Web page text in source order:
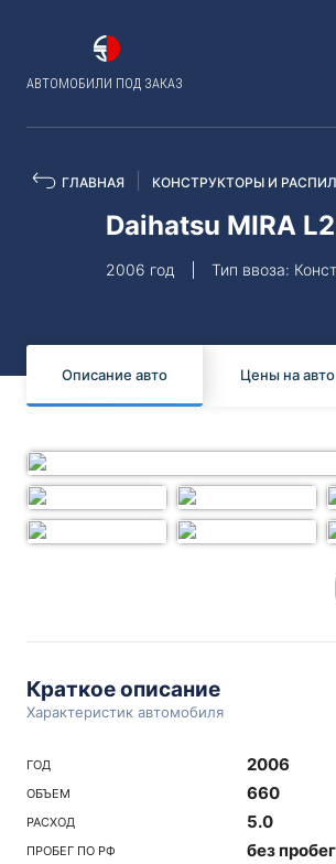
АВТОМОБИЛИ ПОД ЗАКАЗ
ГЛАВНАЯ КОНСТРУКТОРЫ И
Daihatsu MIRA
2006 год Тип ввоза:
Описание авто Цены на авто
Краткое описание
Характеристик автомобиля
ГОД 2006
ОБЪЕМ 660
РАСХОД 5.0
ПРОБЕГ ПО РФ без